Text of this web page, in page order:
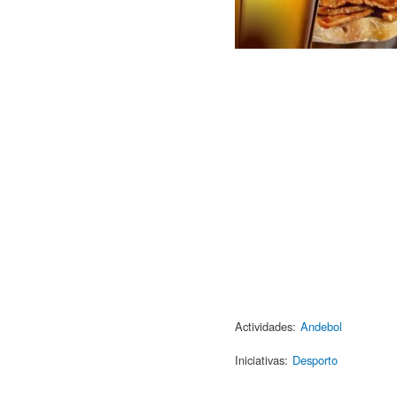
Actividades: Andebol
Iniciativas: Desporto